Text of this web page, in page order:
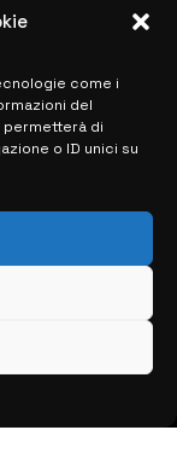
come i
del
di
o ID unici su